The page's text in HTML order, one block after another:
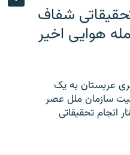
شفاف
هوایی اخیر
عربستان به یک
سازمان ملل عصر
انجام تحقیقاتی